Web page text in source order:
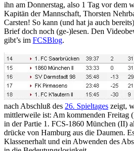
ihn am Donnerstag, also 1 Tag vor dem
Kapitän der Mannschaft, Thorsten
Carsten! So kann (und hat ja auch
Brief doch noch (ge-)lesen. Den
gibt’s im FCSBlog.
nach Abschluß des 26. Spieltages zeigt,
mittlerweile ist: Am kommenden Freitag
in der Partie 1. FCS-1860 München (II)
drücke von Hamburg aus die Daumen.
Klassenerhalt und ein Abwenden des